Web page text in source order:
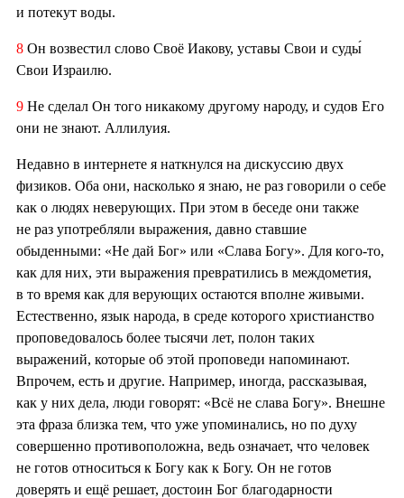
и потекут воды.
8 Он возвестил слово Своё Иакову, уставы Свои и суды́
Свои Израилю.
9 Не сделал Он того никакому другому народу, и судов Его
они не знают. Аллилуия.
Недавно в интернете я наткнулся на дискуссию двух
физиков. Оба они, насколько я знаю, не раз говорили о себе
как о людях неверующих. При этом в беседе они также
не раз употребляли выражения, давно ставшие
обыденными: «Не дай Бог» или «Слава Богу». Для кого-то,
как для них, эти выражения превратились в междометия,
в то время как для верующих остаются вполне живыми.
Естественно, язык народа, в среде которого христианство
проповедовалось более тысячи лет, полон таких
выражений, которые об этой проповеди напоминают.
Впрочем, есть и другие. Например, иногда, рассказывая,
как у них дела, люди говорят: «Всё не слава Богу». Внешне
эта фраза близка тем, что уже упоминались, но по духу
совершенно противоположна, ведь означает, что человек
не готов относиться к Богу как к Богу. Он не готов
доверять и ещё решает, достоин Бог благодарности